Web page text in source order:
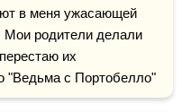
в меня ужасающей
Мои родители делали
их
"Ведьма с Портобелло"